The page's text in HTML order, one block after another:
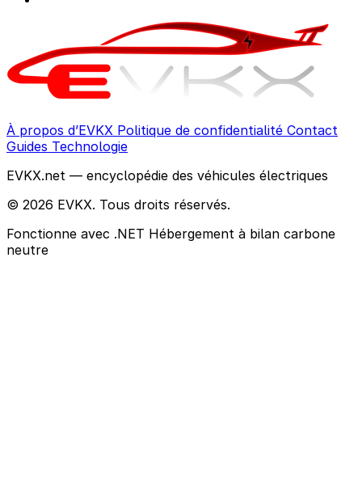
À propos d’EVKX Politique de confidentialité Contact
Guides Technologie
EVKX.net — encyclopédie des véhicules électriques
© 2026 EVKX. Tous droits réservés.
Fonctionne avec .NET Hébergement à bilan carbone
neutre